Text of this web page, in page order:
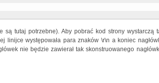
są tutaj potrzebne). Aby pobrać kod strony wystarczą
występowała para znaków \r\n a koniec
nie będzie zawierał tak skonstruowanego